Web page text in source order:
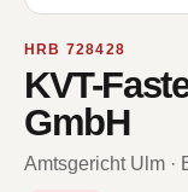
HRB 728428
KVT-
GmbH
Amtsgericht Ulm ·